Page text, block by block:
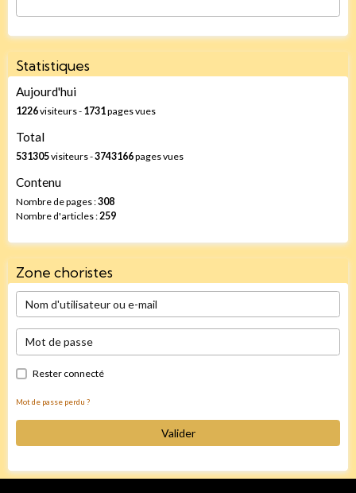
Statistiques
Aujourd'hui
1226visiteurs - 1731pages vues
Total
531305visiteurs -3743166pages vues
Contenu
Nombre de pages :308
Nombre d'articles : 259
Zone choristes
Rester connecté
Mot de passe perdu ?
Valider